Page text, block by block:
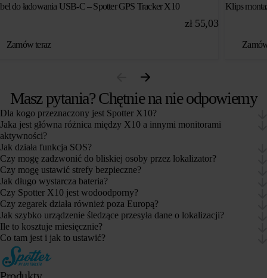
do ładowania USB-C – Spotter GPS Tracker X10
zł55,03
Zamów teraz
Klips
Masz pytania? Chętnie na nie odpowiemy
Dla kogo przeznaczony jest Spotter X10?
Jaka jest główna różnica między X10 a innymi monitorami
aktywności?
Jak działa funkcja SOS?
Czy mogę zadzwonić do bliskiej osoby przez lokalizator?
Czy mogę ustawić strefy bezpieczne?
Jak długo wystarcza bateria?
Czy Spotter X10 jest wodoodporny?
Czy zegarek działa również poza Europą?
Jak szybko urządzenie śledzące przesyła dane o lokalizacji?
Ile to kosztuje miesięcznie?
Co tam jest i jak to ustawić?